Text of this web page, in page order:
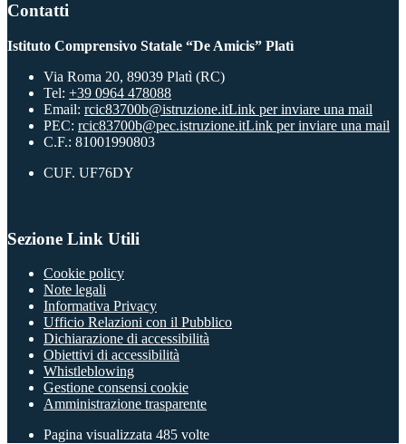
Contatti
Istituto Comprensivo Statale “De Amicis” Platì
Via Roma 20, 89039 Platì (RC)
Tel: +39 0964 478088
Email: rcic83700b@istruzione.itLink per inviare una mail
PEC: rcic83700b@pec.istruzione.itLink per inviare una mail
C.F.: 81001990803
CUF. UF76DY
Sezione Link Utili
Cookie policy
Note legali
Informativa Privacy
Ufficio Relazioni con il Pubblico
Dichiarazione di accessibilità
Obiettivi di accessibilità
Whistleblowing
Gestione consensi cookie
Amministrazione trasparente
Pagina visualizzata 485 volte